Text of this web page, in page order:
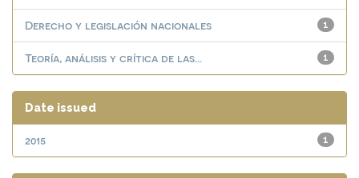
1
Derecho y legislación nacionales
1
Teoría, análisis y crítica de las...
Date issued
1
2015